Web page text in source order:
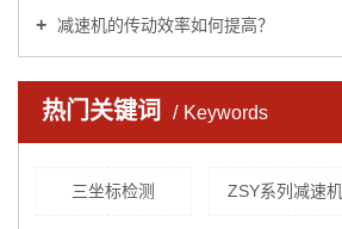
减速机的传动效率如何提高？
热门关键词 Keywords
三坐标检测 ZSY系列减速机